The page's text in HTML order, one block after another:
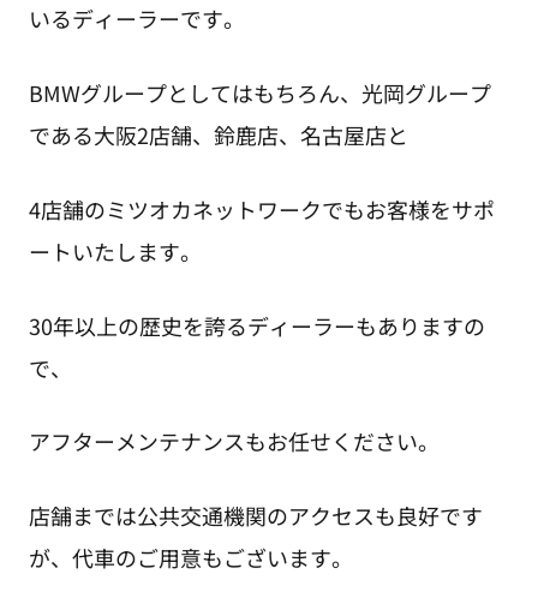
いるディーラーです。
BMWグループとしてはもちろん、光岡グループ
である大阪2店舗、鈴鹿店、名古屋店と
4店舗のミツオカネットワークでもお客様をサポ
ートいたします。
30年以上の歴史を誇るディーラーもありますの
で、
アフターメンテナンスもお任せください。
店舗までは公共交通機関のアクセスも良好です
が、代車のご用意もございます。